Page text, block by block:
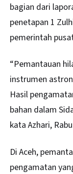
bagian dari
penetapan 1
pemerintah
“Pemantauan
instrumen
Hasil
bahan dalam
kata Azhari,
Di Aceh,
pengamatan